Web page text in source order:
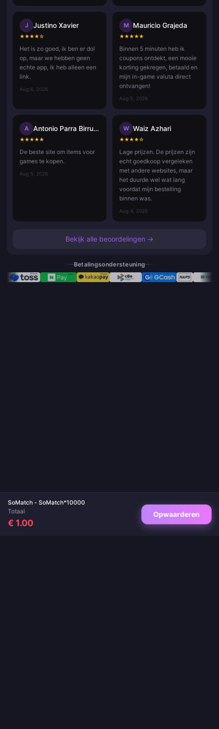
SoMatch - SoMatch*10000
Totaal
€ 1.00
Opwaarderen
J Justino Xavier
★★★★☆
Het is zo goed, ik ben er dol
op, maar we hebben geen
echte app, ik heb alleen een
link.
Aug 6, 2026
M Mauricio Grajeda
★★★★★
Binnen 5 minuten heb ik
coupons ontdekt, een mooie
korting gekregen, betaald en
mijn in-game valuta direct
ontvangen!
Aug 5, 2026
A Antonio Parra Birrueta
★★★★★
De beste site om items voor
games te kopen.
Aug 5, 2026
W Waiz Azhari
★★★★☆
Lage prijzen. De prijzen zijn
echt goedkoop vergeleken
met andere websites, maar
het duurde wel wat lang
voordat mijn bestelling
binnen was.
Aug 4, 2026
Bekijk alle beoordelingen →
Betalingsondersteuning